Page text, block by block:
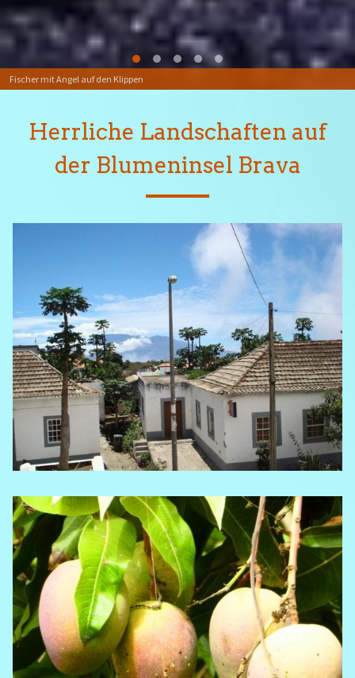
Fischer mit Angel auf den Klippen
Herrliche Landschaften auf
der Blumeninsel Brava